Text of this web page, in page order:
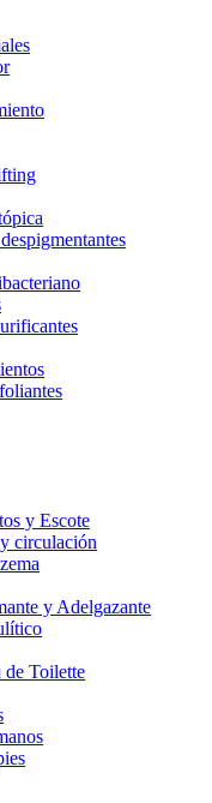
y Escote
circulación
y Adelgazante
de Toilette